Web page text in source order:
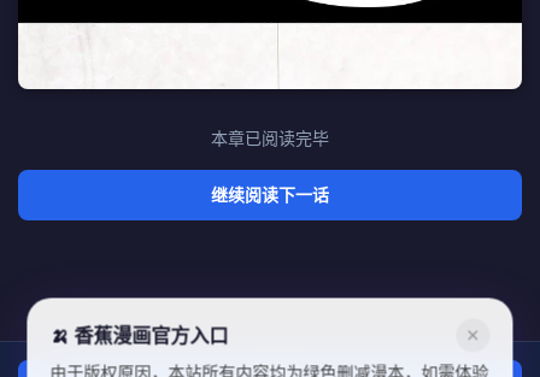
本章已阅读完毕
继续阅读下一话
🍌 香蕉漫画官方入口 ✕